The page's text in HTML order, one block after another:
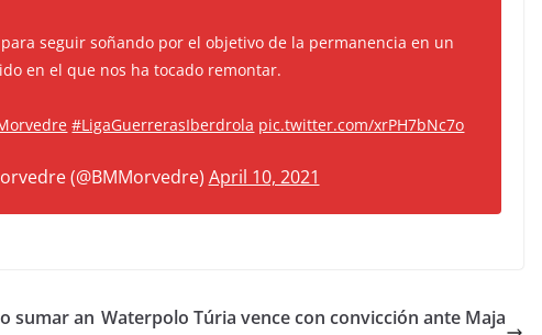
seguir soñando por el objetivo de la permanencia en un
en el que nos ha tocado remontar.
#LigaGuerrerasIberdrola pic.twitter.com/xrPH7bNc7o
(@BMMorvedre) April 10, 2021
sumar an Waterpolo Túria vence con convicción ante Maja